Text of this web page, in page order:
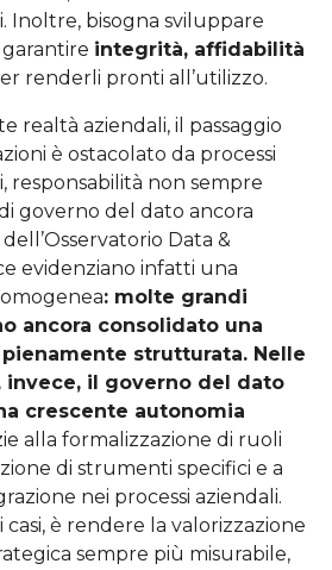
Inoltre, bisogna sviluppare
garantire integrità, affidabilità
renderli pronti all’utilizzo.
realtà aziendali, il passaggio
è ostacolato da processi
responsabilità non sempre
governo del dato ancora
Data &
evidenziano infatti una
: molte grandi
ancora consolidato una
strutturata. Nelle
invece, il governo del dato
crescente autonomia
alla formalizzazione di ruoli
di strumenti specifici e a
nei processi aziendali.
casi, è rendere la valorizzazione
sempre più misurabile,